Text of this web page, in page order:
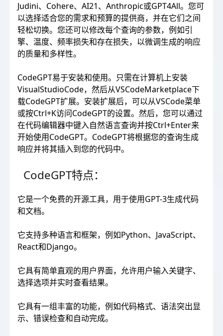
Judini、Cohere、AI21、Anthropic或GPT4All。您可
以选择适合您的需求和预算的提供商，并在它们之间
轻松切换。您还可以修改每个查询的参数，例如引
擎、温度、频率损失和存在损失，以微调生成的响应
的质量和多样性。
CodeGPT易于安装和使用。只需在计算机上安装
VisualStudioCode，然后从VSCodeMarketplace下
载CodeGPT扩展。安装扩展后，可以从VSCode菜单
或按Ctrl+K访问CodeGPT的设置。然后，您可以通过
在代码编辑器中键入自然语言查询并按Ctrl+Enter来
开始使用CodeGPT。CodeGPT将根据您的查询生成
响应并将其插入到您的代码中。
CodeGPT特点：
它是一个免费的开源工具，用于使用GPT-3生成代码
和文档。
它支持多种语言和框架，例如Python、JavaScript、
React和Django。
它具有简单直观的用户界面，允许用户输入关键字、
选择选项并实时查看结果。
它具有一组丰富的功能，例如代码格式、语法突出显
示、错误检查和自动完成。